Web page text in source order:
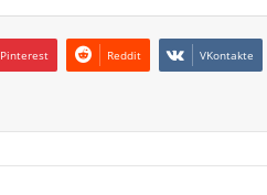
Pinterest Reddit VKontakte